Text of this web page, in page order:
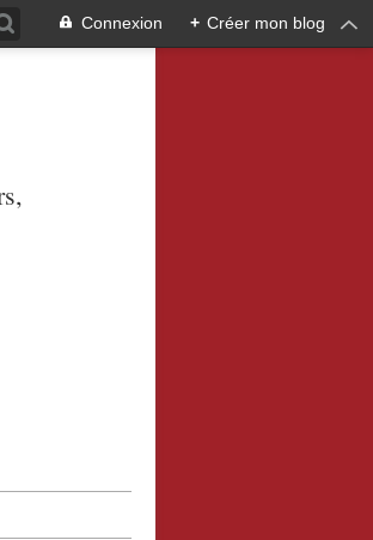
Connexion + Créer mon blog